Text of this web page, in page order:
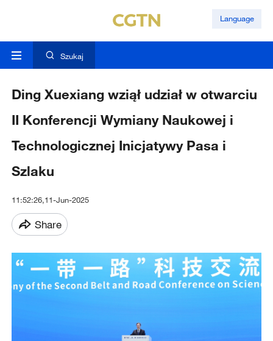
Language
Szukaj
Ding Xuexiang wziął udział w otwarciu
II Konferencji Wymiany Naukowej i
Technologicznej Inicjatywy Pasa i
Szlaku
11:52:26,11-Jun-2025
Share